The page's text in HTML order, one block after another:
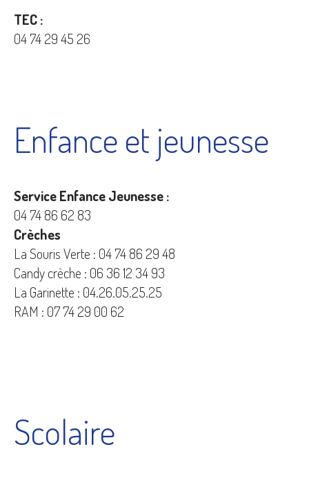
TEC :
04 74 29 45 26
Enfance et jeunesse
Service Enfance Jeunesse :
04 74 86 62 83
Crèches
La Souris Verte : 04 74 86 29 48
Candy crèche : 06 36 12 34 93
La Garinette : 04.26.05.25.25
RAM : 07 74 29 00 62
Scolaire